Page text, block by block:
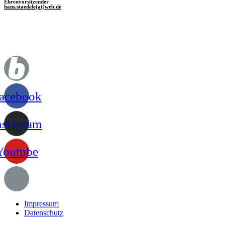
Ehrenvorsitzender
hans.staedele(at)web.de
Impressum
Datenschutz